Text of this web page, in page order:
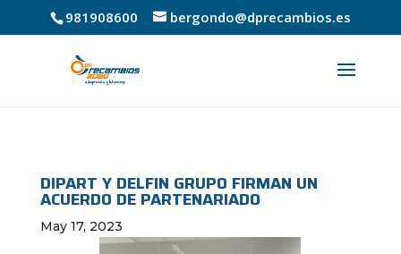
981908600 bergondo@dprecambios.es
DIPART Y DELFIN GRUPO FIRMAN UN
ACUERDO DE PARTENARIADO
May 17, 2023